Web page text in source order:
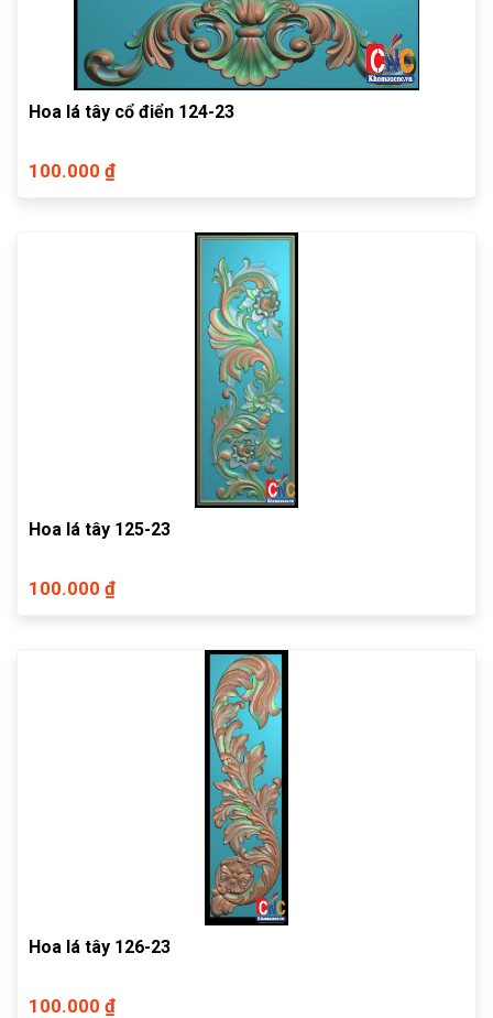
Hoa lá tây cổ điển 124-23
100.000 ₫
Hoa lá tây 125-23
100.000 ₫
Hoa lá tây 126-23
100.000 ₫